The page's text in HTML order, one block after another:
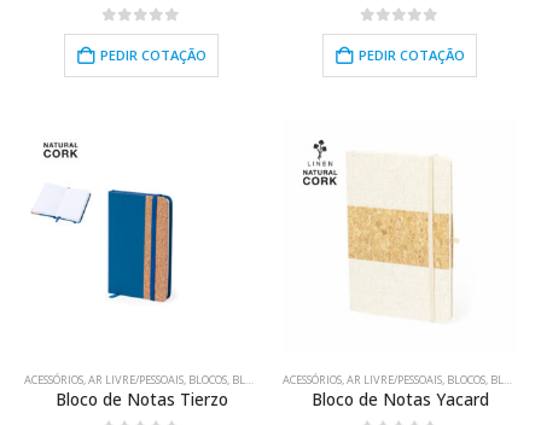
0out of 5
PEDIR COTAÇÃO
0out of 5
PEDIR COTAÇÃO
ACESSÓRIOS,AR LIVRE/PESSOAIS, BLOCOS, BLOCOS BRINDES PROMOCIONAIS,ELECTRÓNICA/USB,
Bloco de Notas Tierzo
ACESSÓRIOS,AR LIVRE/PESSOAIS, BLOCOS, BLOCOS
Bloco de Notas Yacard